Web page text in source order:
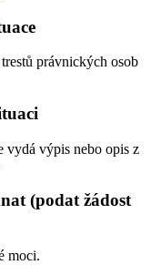
právnických osob
vydá výpis nebo opis z
(podat žádost
moci.